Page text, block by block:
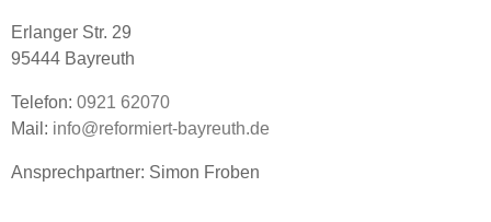
Erlanger Str. 29
95444 Bayreuth
Telefon: 0921 62070
Mail: info@reformiert-bayreuth.de
Ansprechpartner: Simon Froben